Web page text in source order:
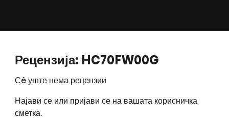
Рецензија: HC70FW00G
Сè уште нема рецензии
Најави се или пријави се на вашата корисничка
сметка.